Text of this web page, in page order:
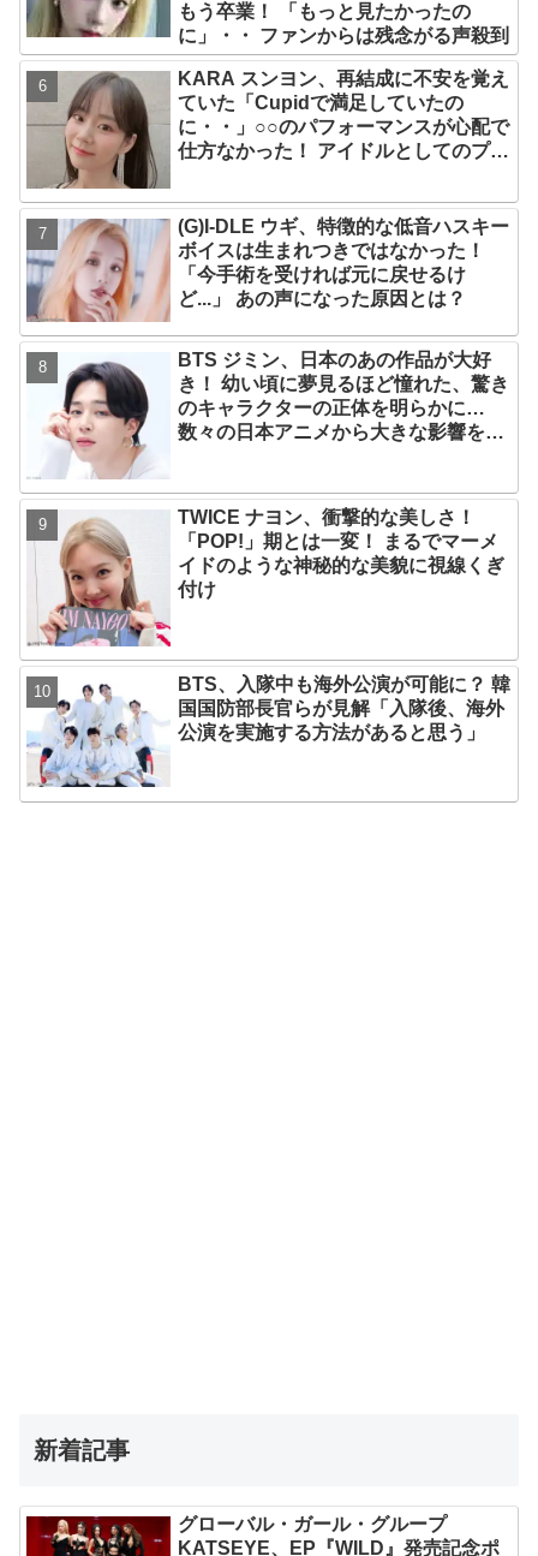
もう卒業！ 「もっと見たかったの
に」・・ ファンからは残念がる声殺到
KARA スンヨン、再結成に不安を覚え
ていた「Cupidで満足していたの
に・・」○○のパフォーマンスが心配で
仕方なかった！ アイドルとしてのプラ
(G)I-DLE ウギ、特徴的な低音ハスキー
ボイスは生まれつきではなかった！
「今手術を受ければ元に戻せるけ
ど...」 あの声になった原因とは？
BTS ジミン、日本のあの作品が大好
き！ 幼い頃に夢見るほど憧れた、驚き
のキャラクターの正体を明らかに…
数々の日本アニメから大きな影響を受
TWICE ナヨン、衝撃的な美しさ！
「POP!」期とは一変！ まるでマーメ
イドのような神秘的な美貌に視線くぎ
付け
BTS、入隊中も海外公演が可能に？ 韓
国国防部長官らが見解「入隊後、海外
公演を実施する方法があると思う」
新着記事
グローバル・ガール・グループ
KATSEYE、EP『WILD』発売記念ポ